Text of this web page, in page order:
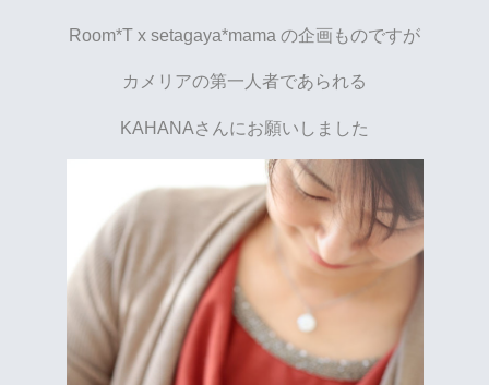
Room*T x setagaya*mama の企画ものですが
カメリアの第一人者であられる
KAHANAさんにお願いしました